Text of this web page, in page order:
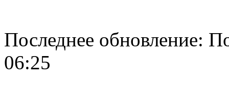
Последнее обновление:
06:25